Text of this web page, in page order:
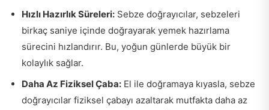
Hızlı Hazırlık Süreleri: Sebze doğrayıcılar, sebzeleri
birkaç saniye içinde doğrayarak yemek hazırlama
sürecini hızlandırır. Bu, yoğun günlerde büyük bir
kolaylık sağlar.
Daha Az Fiziksel Çaba: El ile doğramaya kıyasla, sebze
doğrayıcılar fiziksel çabayı azaltarak mutfakta daha az